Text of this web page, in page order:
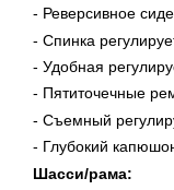
- Реверсивное
- Спинка
- Удобная
- Пятиточечные
- Съемный
- Глубокий
Шасси/рама: